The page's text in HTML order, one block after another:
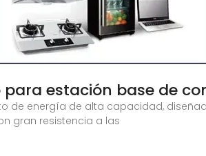
estación base de
de energía de alta capacidad,
gran resistencia a las